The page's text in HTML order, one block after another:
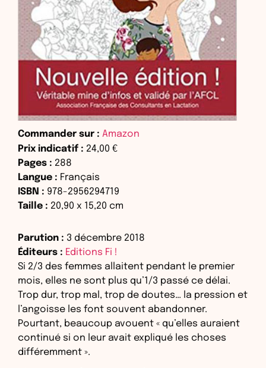
Commander sur : Amazon
Prix indicatif : 24,00 €
Pages : 288
Langue : Français
ISBN : 978-2956294719
Taille : 20,90 x 15,20 cm
Parution : 3 décembre 2018
Éditeurs : Editions Fi !
Si 2/3 des femmes allaitent pendant le premier
mois, elles ne sont plus qu’1/3 passé ce délai.
Trop dur, trop mal, trop de doutes… la pression et
l’angoisse les font souvent abandonner.
Pourtant, beaucoup avouent « qu’elles auraient
continué si on leur avait expliqué les choses
différemment ».